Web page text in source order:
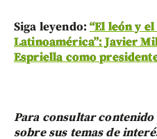
Siga leyendo:“El león y
Latinoamérica”: Javier
Espriella como
Para consultar
sobre sus temas de